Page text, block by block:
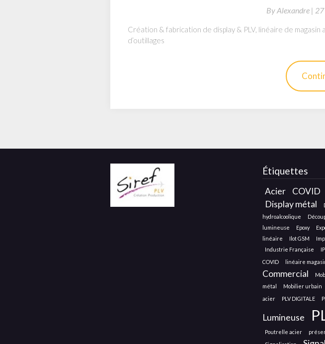
ByAlexandre |
Création & fabrication de display & PLV, linéaire de
d’outillages
Étiquettes
Acier COVID
Display métal
hydroalcoolique
lumineuse
Epoxy
linéaire
Ilot GSM
Industrie Française
COVID
linéaire
Commercial
métal
Mobilier urbain
acier
PLV DIGITALE
Lumineuse
Poutrelle acier